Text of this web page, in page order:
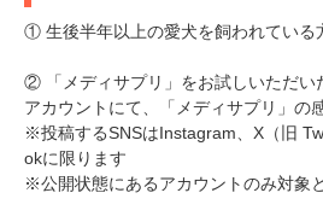
① 生後半年以上の愛犬を飼われている
② 「メディサプリ」をお試しいただい
アカウントにて、「メディサプリ」の
※投稿するSNSはInstagram、X（旧
okに限ります
※公開状態にあるアカウントのみ対象
アプリをダウン